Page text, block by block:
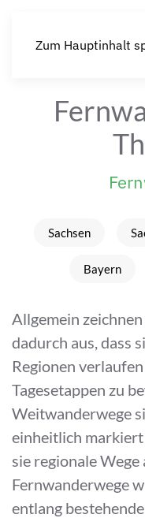
Zum Hauptinhalt
Sachsen
Bayern
Allgemein zeichnen
dadurch aus, dass
Regionen
Tagesetappen zu
Weitwanderwege
einheitlich
sie regionale
Fernwanderwege
entlang